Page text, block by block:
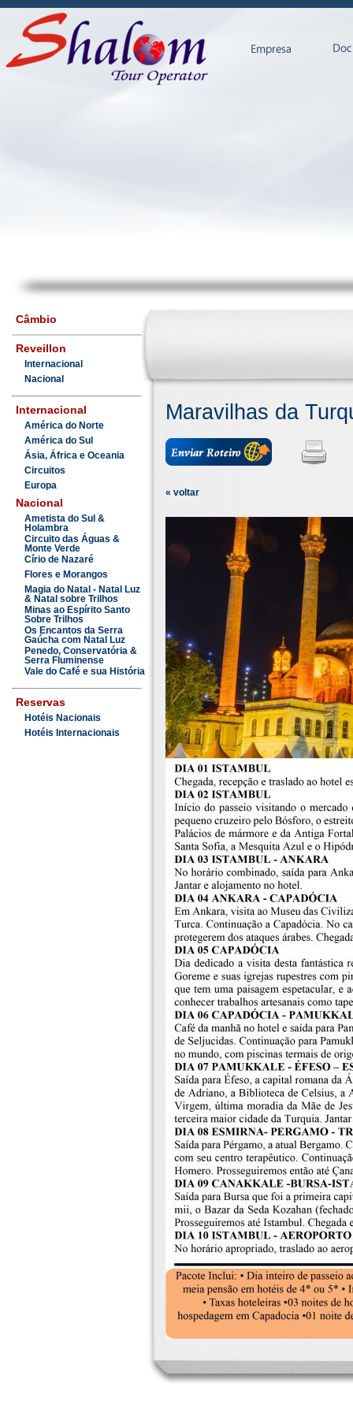
Câmbio
Reveillon
Internacional
Nacional
Internacional
América do Norte
América do Sul
Ásia, África e Oceania
Circuitos
Europa
Nacional
Ametista do Sul &
Holambra
Circuito das Águas &
Monte Verde
Círio de Nazaré
Flores e Morangos
Magia do Natal - Natal Luz
& Natal sobre Trilhos
Minas ao Espírito Santo
Sobre Trilhos
Os Encantos da Serra
Gaúcha com Natal Luz
Penedo, Conservatória &
Serra Fluminense
Vale do Café e sua História
Reservas
Hotéis Nacionais
Hotéis Internacionais
Maravilhas da
« voltar